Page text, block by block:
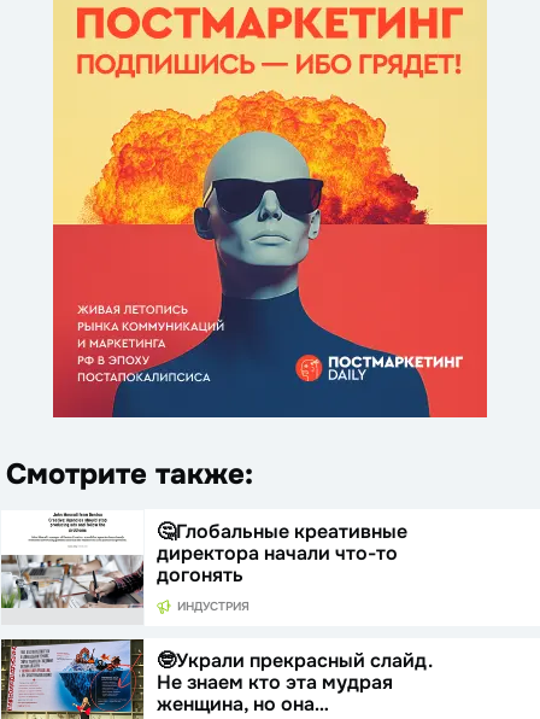
Смотрите также:
🤔Глобальные креативные
директора начали что-то
догонять
ИНДУСТРИЯ
🤓Украли прекрасный слайд.
Не знаем кто эта мудрая
женщина, но она…